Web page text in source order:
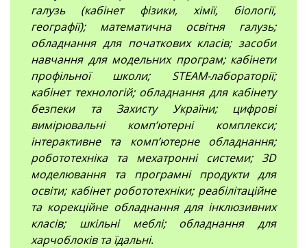
галузь (кабінет фізики, хімії, біології,
географії); математична освітня галузь;
обладнання для початкових класів; засоби
навчання для модельних програм; кабінети
профільної школи; STEAM-лабораторії;
кабінет технологій; обладнання для кабінету
безпеки та Захисту України; цифрові
вимірювальні компʼютерні комплекси;
інтерактивне та комп’ютерне обладнання;
робототехніка та мехатронні системи; 3D
моделювання та програмні продукти для
освіти; кабінет робототехніки; реабілітаційне
та корекційне обладнання для інклюзивних
класів; шкільні меблі; обладнання для
харчоблоків та їдальні.